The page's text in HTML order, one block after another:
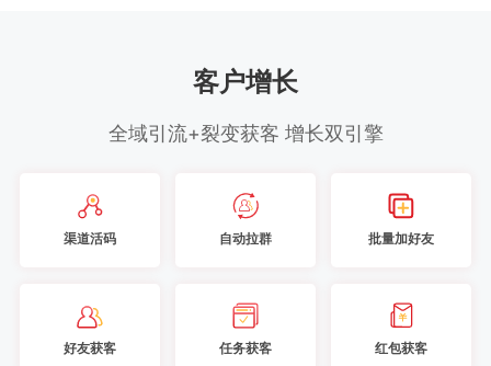
客户增长
全域引流+裂变获客 增长双引擎
渠道活码 自动拉群 批量加好友
好友获客 任务获客 红包获客